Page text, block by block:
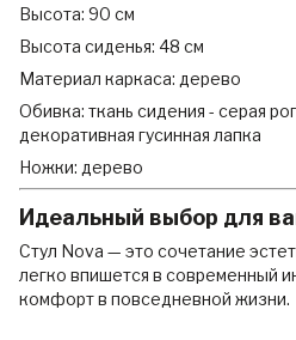
Высота: 90 см
Высота сиденья: 48 см
Материал каркаса: дерево
Обивка: ткань сидения - серая
декоративная гусинная лапка
Ножки: дерево
Идеальный выбор для
Стул Nova — это сочетание
легко впишется в современный
комфорт в повседневной жизни.